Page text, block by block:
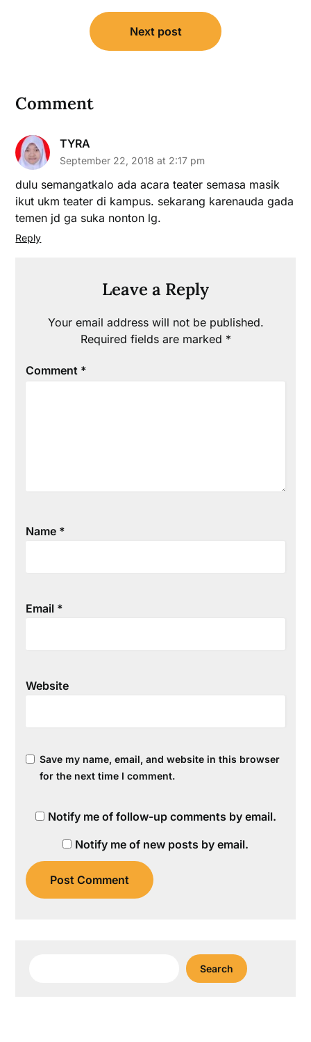
Next post
Comment
TYRA
September 22, 2018 at 2:17 pm
dulu semangatkalo ada acara teater semasa masik
ikut ukm teater di kampus. sekarang karenauda gada
temen jd ga suka nonton lg.
Reply
Leave a Reply
Your email address will not be published.
Required fields are marked *
Comment *
Name *
Email *
Website
Save my name, email, and website in this browser
for the next time I comment.
Notify me of follow-up comments by email.
Notify me of new posts by email.
Search